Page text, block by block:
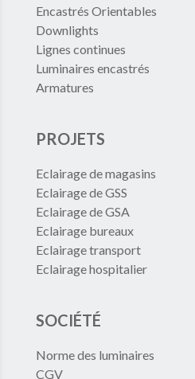
Encastrés Orientables
Downlights
Lignes continues
Luminaires encastrés
Armatures
PROJETS
Eclairage de magasins
Eclairage de GSS
Eclairage de GSA
Eclairage bureaux
Eclairage transport
Eclairage hospitalier
SOCIÉTÉ
Norme des luminaires
CGV